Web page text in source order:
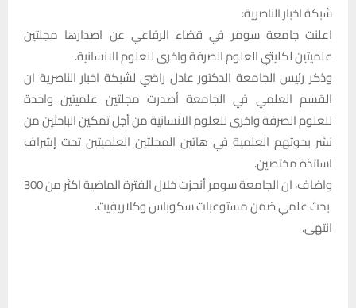
شبكة اخبار الناصرية:
اعلنت جامعة سومر في قضاء الرفاعي عن اصدارها مجلتين
علميتين لكليتي العلوم الصرفة واخرى للعلوم الانسانية.
وذكر رئيس الجامعة الدكتور عادل راضي لشبكة اخبار الناصرية ان
القسم العلمي في الجامعة أصدرت مجلتين علميتين واحدة
للعلوم الصرفة واخرى للعلوم الانسانية من أجل تمكين الباحثين من
نشر بحوثهم العلمية في هاتين المجلتين العلميتين تحت إشراف
اساتذة مختصين.
واضاف، ان الجامعة سومر أنجزت خلال الفترة الماضية اكثر من 300
بحث علمي ضمن مستوعبات سكوباس وكلاريفيت.
انتهى.